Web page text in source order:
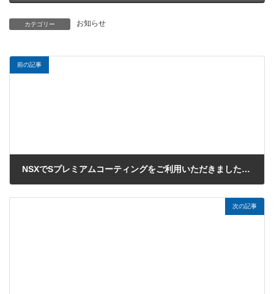
カテゴリー お知らせ
前の記事
NSXでSプレミアムコーティングをご利用いただきました（練馬区のK様）
次の記事